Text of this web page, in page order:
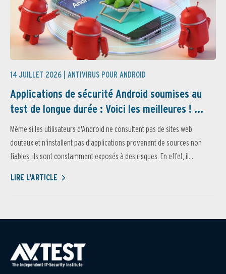
14 JUILLET 2026 | ANTIVIRUS POUR ANDROID
Applications de sécurité Android soumises au
test de longue durée : Voici les meilleures ! ...
Même si les utilisateurs d'Android ne consultent pas de sites web
douteux et n'installent pas d'applications provenant de sources non
fiables, ils sont constamment exposés à des risques. En effet, il...
LIRE L'ARTICLE